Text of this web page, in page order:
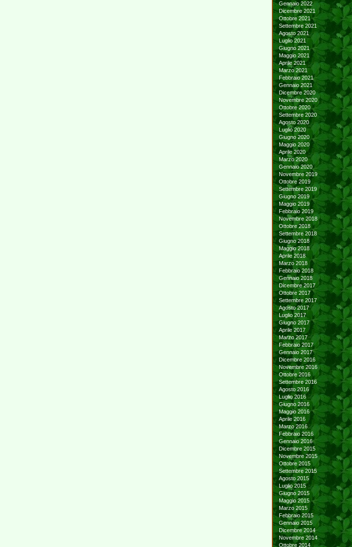
Gennaio 2022
Dicembre 2021
Ottobre 2021
Settembre 2021
Agosto 2021
Luglio 2021
Giugno 2021
Maggio 2021
Aprile 2021
Marzo 2021
Febbraio 2021
Gennaio 2021
Dicembre 2020
Novembre 2020
Ottobre 2020
Settembre 2020
Agosto 2020
Luglio 2020
Giugno 2020
Maggio 2020
Aprile 2020
Marzo 2020
Gennaio 2020
Novembre 2019
Ottobre 2019
Settembre 2019
Giugno 2019
Maggio 2019
Febbraio 2019
Novembre 2018
Ottobre 2018
Settembre 2018
Giugno 2018
Maggio 2018
Aprile 2018
Marzo 2018
Febbraio 2018
Gennaio 2018
Dicembre 2017
Ottobre 2017
Settembre 2017
Agosto 2017
Luglio 2017
Giugno 2017
Aprile 2017
Marzo 2017
Febbraio 2017
Gennaio 2017
Dicembre 2016
Novembre 2016
Ottobre 2016
Settembre 2016
Agosto 2016
Luglio 2016
Giugno 2016
Maggio 2016
Aprile 2016
Marzo 2016
Febbraio 2016
Gennaio 2016
Dicembre 2015
Novembre 2015
Ottobre 2015
Settembre 2015
Agosto 2015
Luglio 2015
Giugno 2015
Maggio 2015
Marzo 2015
Febbraio 2015
Gennaio 2015
Dicembre 2014
Novembre 2014
Ottobre 2014